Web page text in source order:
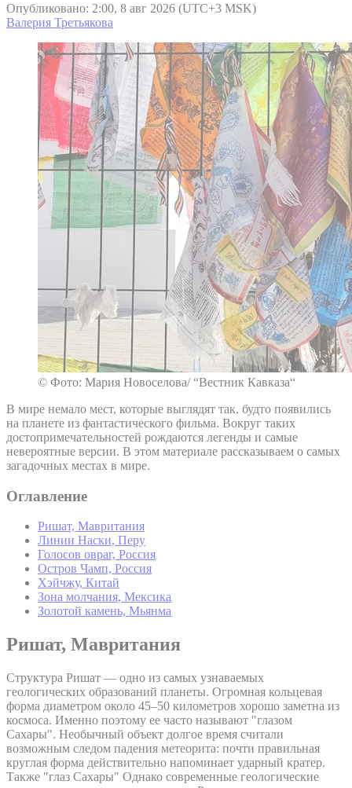
Опубликовано: 2:00, 8 авг 2026 (UTC+3 MSK)
Валерия Третьякова
© Фото: Мария Новоселова/ “Вестник Кавказа“
В мире немало мест, которые выглядят так, будто появились
на планете из фантастического фильма. Вокруг таких
достопримечательностей рождаются легенды и самые
невероятные версии. В этом материале рассказываем о самых
загадочных местах в мире.
Оглавление
Ришат, Мавритания
Линии Наски, Перу
Голосов овраг, Россия
Остров Чамп, Россия
Хэйчжу, Китай
Зона молчания, Мексика
Золотой камень, Мьянма
Ришат, Мавритания
Структура Ришат — одно из самых узнаваемых
геологических образований планеты. Огромная кольцевая
форма диаметром около 45–50 километров хорошо заметна из
космоса. Именно поэтому ее часто называют "глазом
Сахары". Необычный объект долгое время считали
возможным следом падения метеорита: почти правильная
круглая форма действительно напоминает ударный кратер.
Также "глаз Сахары" Однако современные геологические